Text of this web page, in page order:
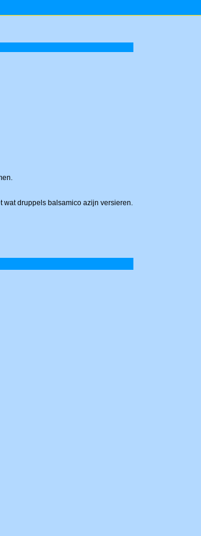
wat druppels balsamico azijn versieren.